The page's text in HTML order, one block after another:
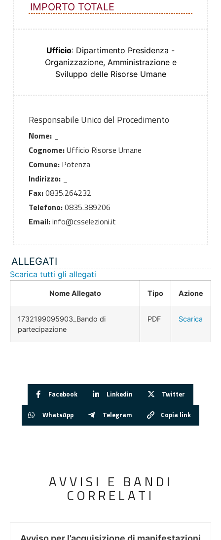
IMPORTO TOTALE
Ufficio: Dipartimento Presidenza -
Organizzazione, Amministrazione e
Sviluppo delle Risorse Umane
Responsabile Unico del Procedimento
Nome:_
Cognome:Ufficio Risorse Umane
Comune:Potenza
Indirizzo:_
Fax:0835.264232
Telefono:0835.389206
Email:info@csselezioni.it
ALLEGATI
Scarica tutti gli allegati
Nome Allegato Tipo Azione
1732199095903_Bando di
partecipazione
PDF Scarica
Facebook Linkedin Twitter
WhatsApp Telegram Copia link
AVVISI E BANDI
CORRELATI